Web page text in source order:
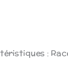
: